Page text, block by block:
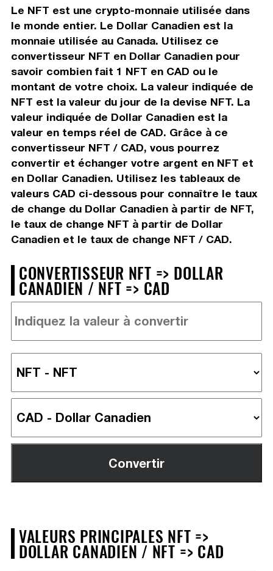
Le NFT est une crypto-monnaie utilisée dans
le monde entier. Le Dollar Canadien est la
monnaie utilisée au Canada. Utilisez ce
convertisseur NFT en Dollar Canadien pour
savoir combien fait 1 NFT en CAD ou le
montant de votre choix. La valeur indiquée de
NFT est la valeur du jour de la devise NFT. La
valeur indiquée de Dollar Canadien est la
valeur en temps réel de CAD. Grâce à ce
convertisseur NFT / CAD, vous pourrez
convertir et échanger votre argent en NFT et
en Dollar Canadien. Utilisez les tableaux de
valeurs CAD ci-dessous pour connaître le taux
de change du Dollar Canadien à partir de NFT,
le taux de change NFT à partir de Dollar
Canadien et le taux de change NFT / CAD.
CONVERTISSEUR NFT => DOLLAR
CANADIEN / NFT => CAD
VALEURS PRINCIPALES NFT =>
DOLLAR CANADIEN / NFT => CAD